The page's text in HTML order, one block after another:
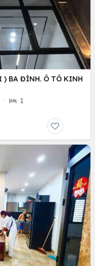
) BA ĐÌNH. Ô TÔ KINH
· 1